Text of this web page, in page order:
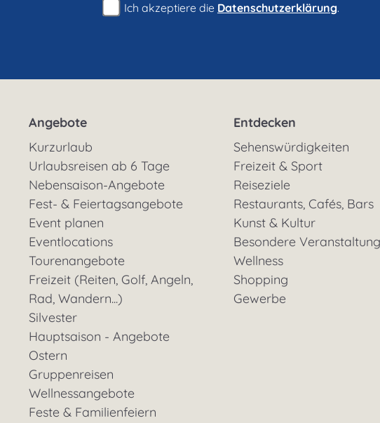
Ich akzeptiere die Datenschutzerklärung.
Angebote
Kurzurlaub
Urlaubsreisen ab 6 Tage
Nebensaison-Angebote
Fest- & Feiertagsangebote
Event planen
Eventlocations
Tourenangebote
Freizeit (Reiten, Golf, Angeln,
Rad, Wandern...)
Silvester
Hauptsaison - Angebote
Ostern
Gruppenreisen
Wellnessangebote
Feste & Familienfeiern
Entdecken
Sehenswürdigkeiten
Freizeit & Sport
Reiseziele
Restaurants, Cafés, Bars
Kunst & Kultur
Besondere
Wellness
Shopping
Gewerbe